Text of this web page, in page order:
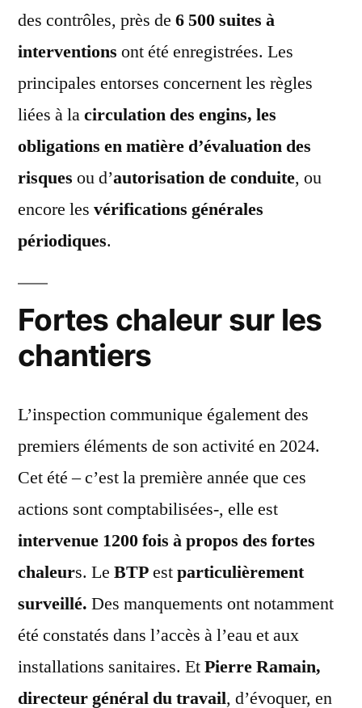
des contrôles, près de 6 500 suites à
interventions ont été enregistrées. Les
principales entorses concernent les règles
liées à lacirculation des engins, les
obligations en matière d’évaluation des
risques ou d’autorisation de conduite, ou
encore les vérifications générales
périodiques.
Fortes chaleur sur les
chantiers
L’inspection communique également des
premiers éléments de son activité en 2024.
Cet été – c’est la première année que ces
actions sont comptabilisées-, elle est
intervenue 1200 fois à propos des fortes
chaleurs. Le BTPestparticulièrement
surveillé. Des manquements ont notamment
été constatés dans l’accès à l’eau et aux
installations sanitaires. EtPierre Ramain,
directeur général du travail, d’évoquer, en